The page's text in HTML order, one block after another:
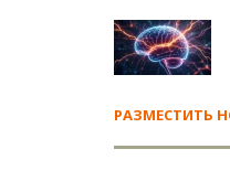
РАЗМЕСТИТЬ